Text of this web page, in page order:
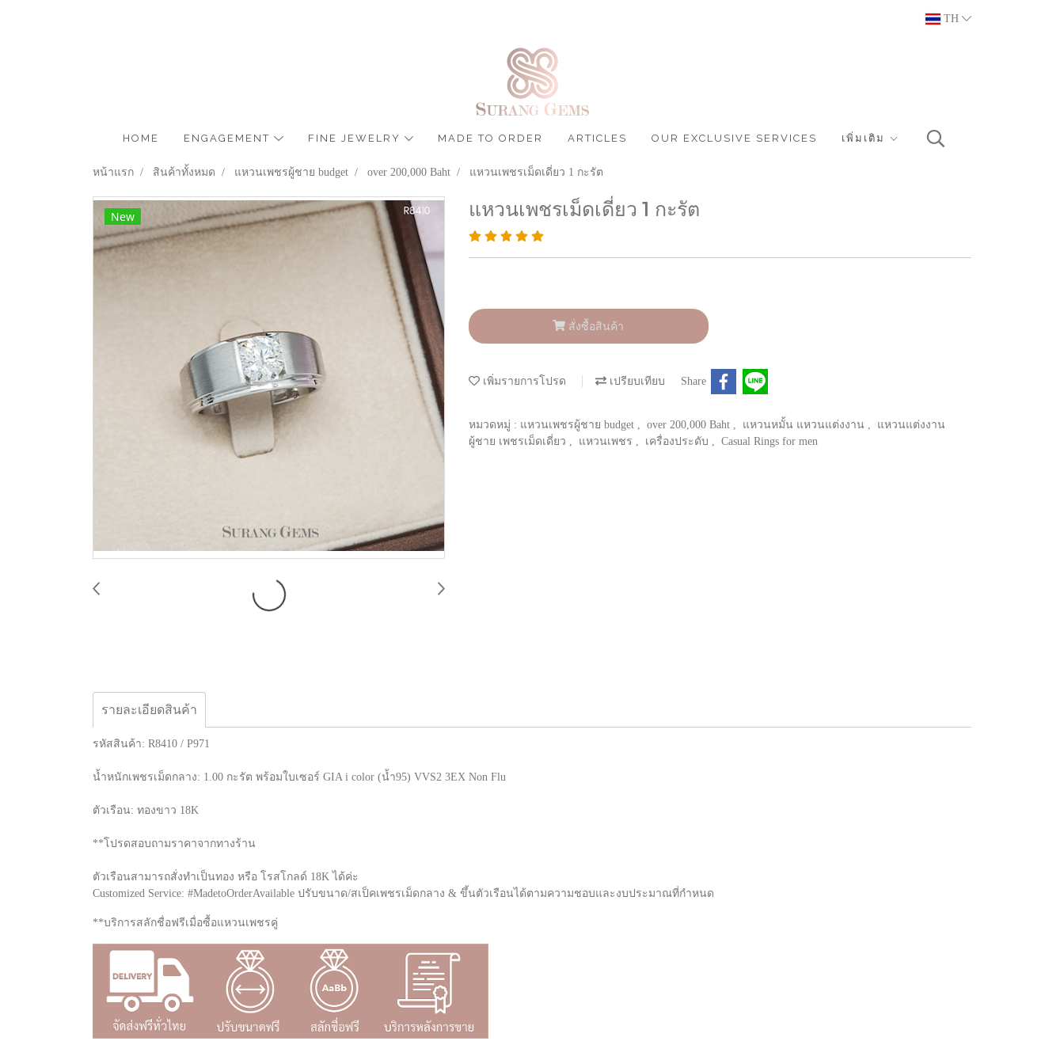
TH
HOME ENGAGEMENT FINE JEWELRY MADE TO ORDER ARTICLES OUR EXCLUSIVE SERVICES เพิ่มเติม
หน้าแรก สินค้าทั้งหมด แหวนเพชรผู้ชาย budget over 200,000 Baht แหวนเพชรเม็ดเดี่ยว 1 กะรัต
New แหวนเพชรเม็ดเดี่ยว 1 กะรัต
สั่งซื้อสินค้า
เพิ่มรายการโปรด เปรียบเทียบ Share
หมวดหมู่ : แหวนเพชรผู้ชาย budget over 200,000 Baht แหวนหมั้น แหวนแต่งงาน
แหวนแต่งงาน
ผู้ชาย เพชรเม็ดเดี่ยว
แหวนเพชร เครื่องประดับ Casual Rings for men
รายละเอียดสินค้า
รหัสสินค้า: R8410 / P971
น้ำหนักเพชรเม็ดกลาง: 1.00 กะรัต พร้อมใบเซอร์ GIA i color (น้ำ95) VVS2 3EX Non Flu
ตัวเรือน: ทองขาว 18K
**โปรดสอบถามราคาจากทางร้าน
ตัวเรือนสามารถสั่งทำเป็นทอง หรือ โรสโกลด์ 18K ได้ค่ะ
Customized Service: #MadetoOrderAvailable ปรับขนาด/สเป็คเพชรเม็ดกลาง & ขึ้นตัวเรือนได้ตามความชอบและงบประมาณที่กำหนด
**บริการสลักชื่อฟรีเมื่อซื้อแหวนเพชรคู่